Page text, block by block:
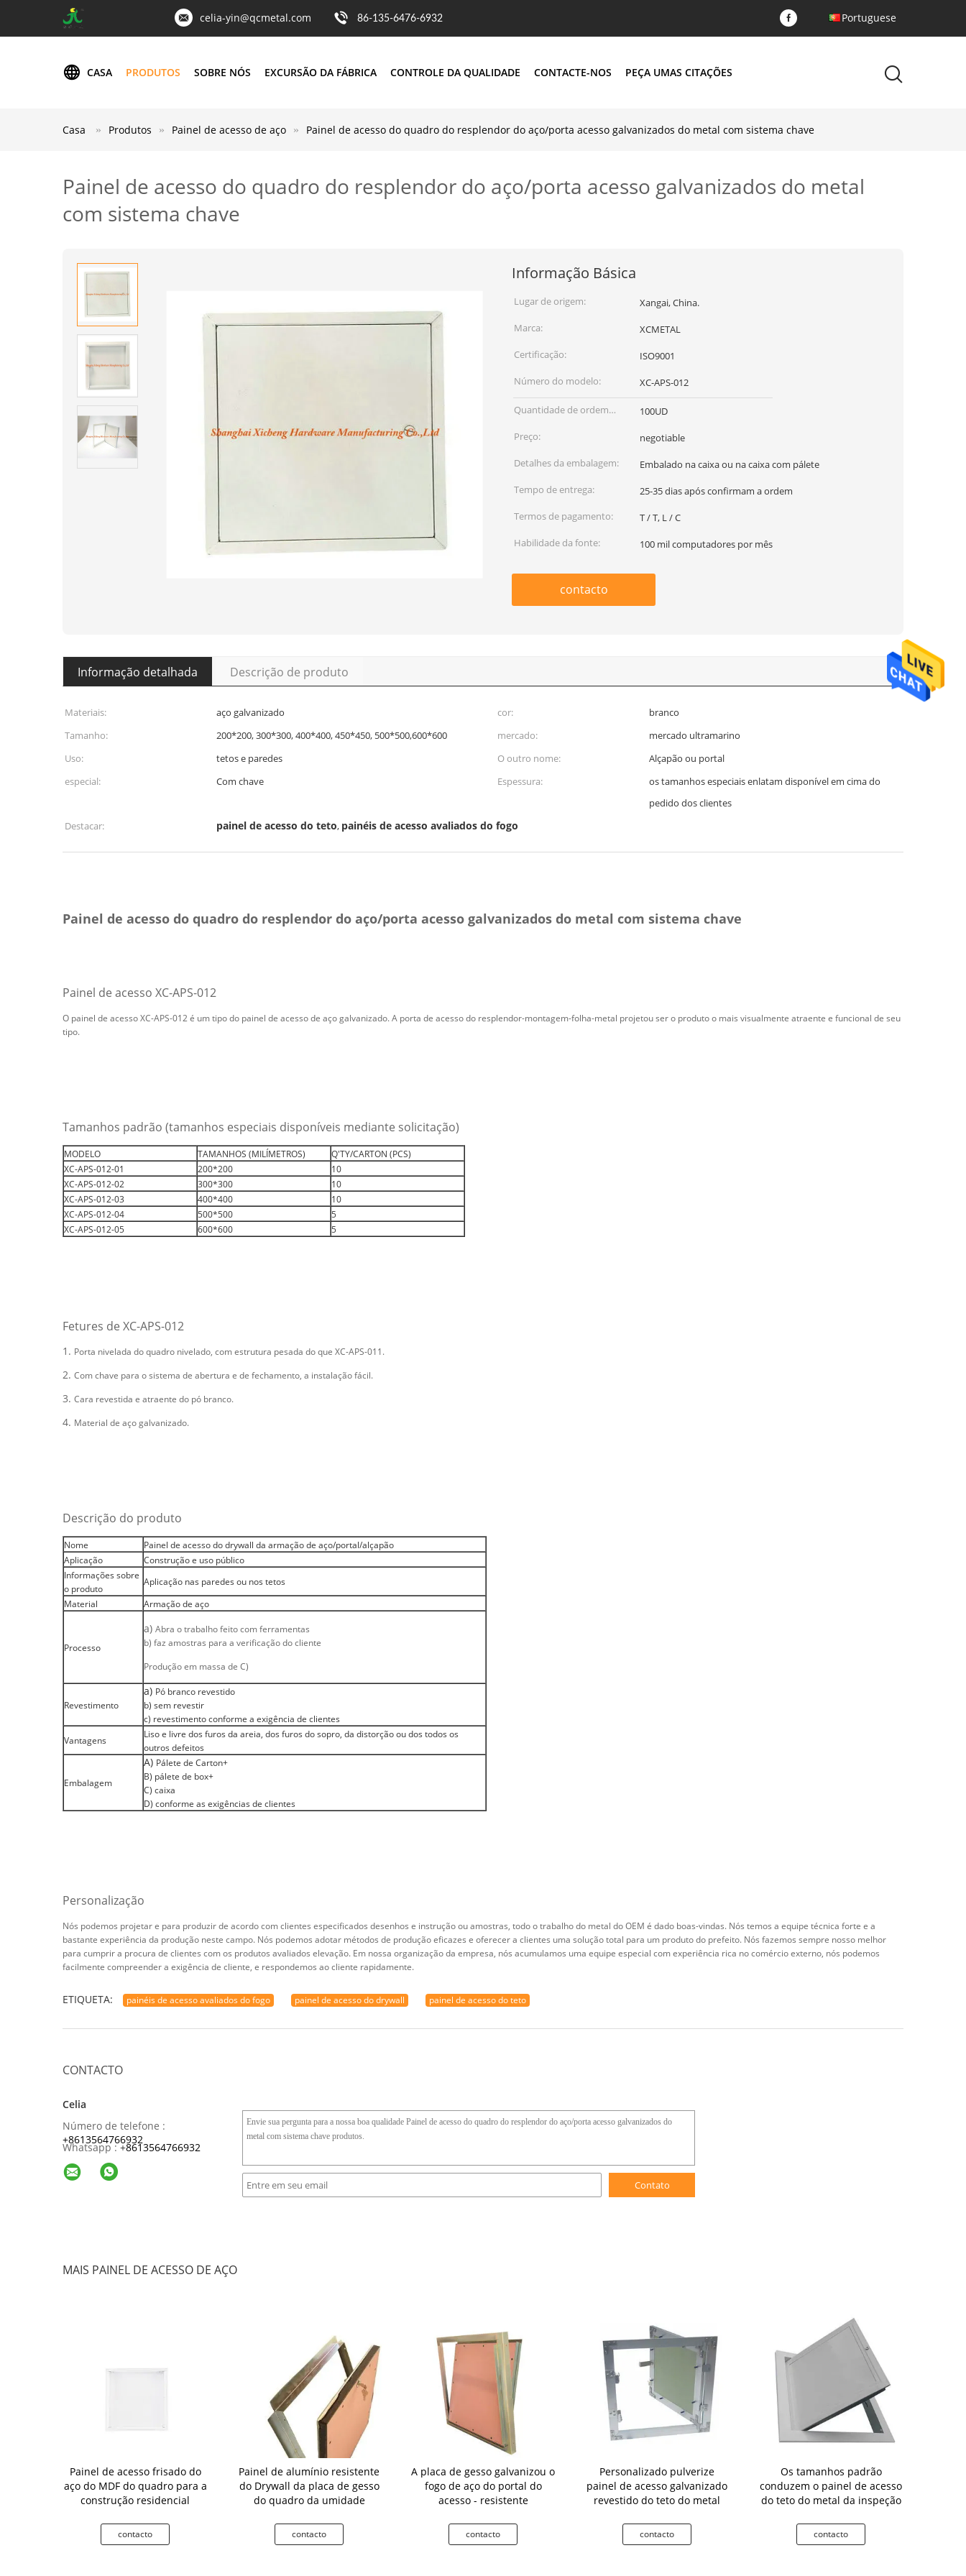
celia-yin@qcmetal.com 86-135-6476-6932 Portuguese
CASA PRODUTOS SOBRE NÓS EXCURSÃO DA FÁBRICA CONTROLE DA QUALIDADE CONTACTE-NOS PEÇA UMAS CITAÇÕES
Casa Produtos Painel de acesso de aço Painel de acesso do quadro do resplendor do aço/porta acesso galvanizados do metal com sistema chave
Painel de acesso do quadro do resplendor do aço/porta acesso galvanizados do metal
com sistema chave
Informação Básica
Lugar de origem:
Xangai, China.
Marca:
XCMETAL
Certificação:
ISO9001
Número do modelo:
XC-APS-012
Quantidade de ordem
mínima:
100UD
Preço:
negotiable
Detalhes da embalagem:
Embalado na caixa ou na caixa com pálete
Tempo de entrega:
25-35 dias após confirmam a ordem
Termos de pagamento:
T / T, L / C
Habilidade da fonte:
100 mil computadores por mês
contacto
Informação detalhada Descrição de produto
Materiais: aço galvanizado cor:
branco
Tamanho:
200*200, 300*300, 400*400, 450*450, 500*500,600*600 mercado:
mercado ultramarino
Uso:
tetos e paredes O outro nome:
Alçapão ou portal
especial:
Com chave Espessura:
os tamanhos especiais enlatam disponível em cima do
pedido dos clientes
Destacar:
painel de acesso do teto, painéis de acesso avaliados do fogo
Painel de acesso do quadro do resplendor do aço/porta acesso galvanizados do metal com sistema chave
Painel de acesso XC-APS-012
O painel de acesso XC-APS-012 é um tipo do painel de acesso de aço galvanizado. A porta de acesso do resplendor-montagem-folha-metal projetou ser o produto o mais visualmente atraente e funcional de seu
tipo.
Tamanhos padrão (tamanhos especiais disponíveis mediante solicitação)
MODELO TAMANHOS (MILÍMETROS)
Q'TY/CARTON (PCS)
XC-APS-012-01
200*200
10
XC-APS-012-02
300*300
10
XC-APS-012-03
400*400
10
XC-APS-012-04
500*500
5
XC-APS-012-05
600*600 5
Fetures de XC-APS-012
1. Porta nivelada do quadro nivelado, com estrutura pesada do que XC-APS-011.
2. Com chave para o sistema de abertura e de fechamento, a instalação fácil.
3. Cara revestida e atraente do pó branco.
4. Material de aço galvanizado.
Descrição do produto
Nome
Painel de acesso do drywall da armação de aço/portal/alçapão
Aplicação
Construção e uso público
Informações sobre
o produto
Aplicação nas paredes ou nos tetos
Material
Armação de aço
Processo
a) Abra o trabalho feito com ferramentas
b) faz amostras para a verificação do cliente
Produção em massa de C)
Revestimento
a) Pó branco revestido
b) sem revestir
c) revestimento conforme a exigência de clientes
Vantagens
Liso e livre dos furos da areia, dos furos do sopro, da distorção ou dos todos os
outros defeitos
Embalagem
A) Pálete de Carton+
B) pálete de box+
C) caixa
D) conforme as exigências de clientes
Personalização
Nós podemos projetar e para produzir de acordo com clientes especificados desenhos e instrução ou amostras, todo o trabalho do metal do OEM é dado boas-vindas. Nós temos a equipe técnica forte e a
bastante experiência da produção neste campo. Nós podemos adotar métodos de produção eficazes e oferecer a clientes uma solução total para um produto do prefeito. Nós fazemos sempre nosso melhor
para cumprir a procura de clientes com os produtos avaliados elevação. Em nossa organização da empresa, nós acumulamos uma equipe especial com experiência rica no comércio externo, nós podemos
facilmente compreender a exigência de cliente, e respondemos ao cliente rapidamente.
ETIQUETA: painéis de acesso avaliados do fogo painel de acesso do drywall painel de acesso do teto
CONTACTO
Celia
Número de telefone :
+8613564766932
Whatsapp :+8613564766932
Contato
MAIS PAINEL DE ACESSO DE AÇO
Painel de acesso frisado do
aço do MDF do quadro para a
construção residencial
contacto
Painel de alumínio resistente
do Drywall da placa de gesso
do quadro da umidade
contacto
A placa de gesso galvanizou o
fogo de aço do portal do
acesso - resistente
contacto
Personalizado pulverize
painel de acesso galvanizado
revestido do teto do metal
contacto
Os tamanhos padrão
conduzem o painel de acesso
do teto do metal da inspeção
contacto